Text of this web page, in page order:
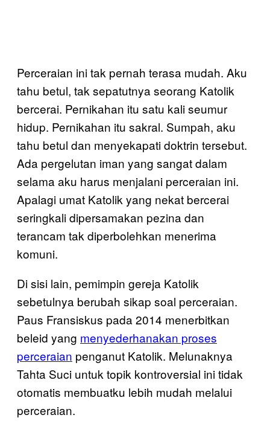
Perceraian ini tak pernah terasa mudah. Aku
tahu betul, tak sepatutnya seorang Katolik
bercerai. Pernikahan itu satu kali seumur
hidup. Pernikahan itu sakral. Sumpah, aku
tahu betul dan menyekapati doktrin tersebut.
Ada pergelutan iman yang sangat dalam
selama aku harus menjalani perceraian ini.
Apalagi umat Katolik yang nekat bercerai
seringkali dipersamakan pezina dan
terancam tak diperbolehkan menerima
komuni.
Di sisi lain, pemimpin gereja Katolik
sebetulnya berubah sikap soal perceraian.
Paus Fransiskus pada 2014 menerbitkan
beleid yang menyederhanakan proses
perceraian penganut Katolik. Melunaknya
Tahta Suci untuk topik kontroversial ini tidak
otomatis membuatku lebih mudah melalui
perceraian.